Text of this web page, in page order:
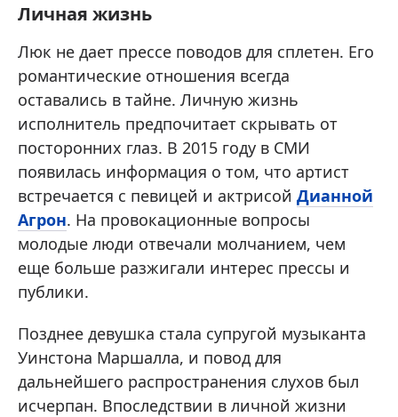
Личная жизнь
Люк не дает прессе поводов для сплетен. Его
романтические отношения всегда
оставались в тайне. Личную жизнь
исполнитель предпочитает скрывать от
посторонних глаз. В 2015 году в СМИ
появилась информация о том, что артист
встречается с певицей и актрисой Дианной
Агрон. На провокационные вопросы
молодые люди отвечали молчанием, чем
еще больше разжигали интерес прессы и
публики.
Позднее девушка стала супругой музыканта
Уинстона Маршалла, и повод для
дальнейшего распространения слухов был
исчерпан. Впоследствии в личной жизни